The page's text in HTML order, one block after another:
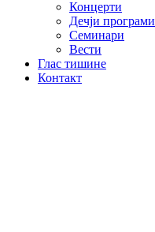
Концерти
Дечји програми
Семинари
Вести
Глас тишине
Контакт